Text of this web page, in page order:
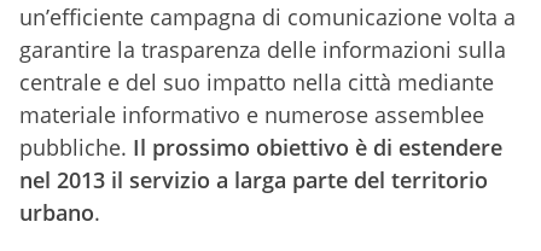
un’efficiente campagna di comunicazione volta a
garantire la trasparenza delle informazioni sulla
centrale e del suo impatto nella città mediante
materiale informativo e numerose assemblee
pubbliche. Il prossimo obiettivo è di estendere
nel 2013 il servizio a larga parte del territorio
urbano.